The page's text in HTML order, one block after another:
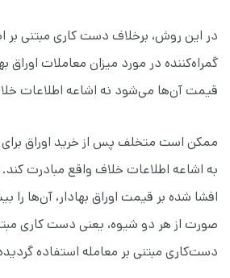
در این روش، برخلاف دست کاری مبتنی بر
گمراه‌کننده در مورد میزان معاملات اوراق
قیمت آن‌ها می‌شود نه اشاعه اطلاعات
ممکن است متخلف پس از خرید اوراق
به اشاعه اطلاعات خلاف واقع مبادرت
افشا شده بر قیمت اوراق بهادار، آن‌ها را
صورت از هر دو شیوه، یعنی دست‌ کاری
دست‌کاری مبتنی بر معامله استفاده